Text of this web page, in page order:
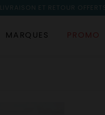
LIVRAISON ET RETOUR OFFERTS
MARQUES PROMO